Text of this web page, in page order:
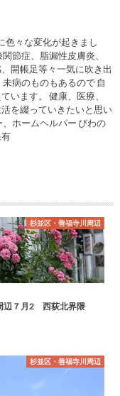
色々な変化が起きまし
節症、脂漏性皮膚炎、
開帳足等々一気に吹き出
病のものもあるので 自
います。 健康、医療、
を綴っていきたいと思い
ホームヘルパー びわの
杉並区・善福寺川周辺
辺７月2 西荻北界隈
杉並区・善福寺川周辺